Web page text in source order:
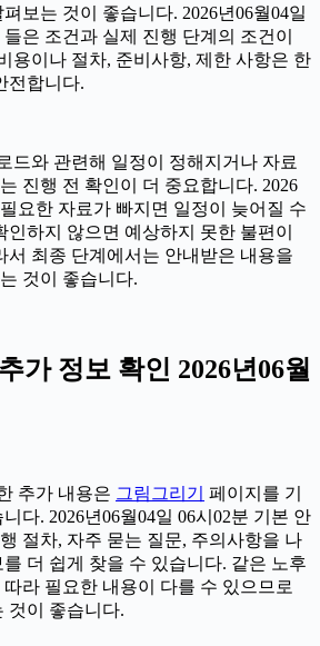
보는 것이 좋습니다. 2026년06월04일
은 조건과 실제 진행 단계의 조건이
용이나 절차, 준비사항, 제한 사항은 한
전합니다.
드와 관련해 일정이 정해지거나 자료
진행 전 확인이 더 중요합니다. 2026
요한 자료가 빠지면 일정이 늦어질 수
하지 않으면 예상하지 못한 불편이
서 최종 단계에서는 안내받은 내용을
것이 좋습니다.
가 정보 확인 2026년06월
추가 내용은 그림그리기
페이지를 기
다. 2026년06월04일 06시02분 기본 안
절차, 자주 묻는 질문, 주의사항을 나
더 쉽게 찾을 수 있습니다. 같은 노후
라 필요한 내용이 다를 수 있으므로
것이 좋습니다.